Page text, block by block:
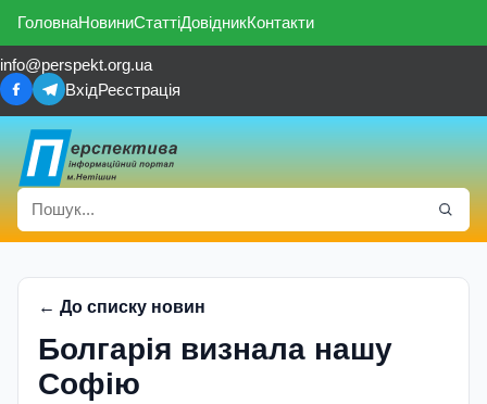
ГоловнаНовиниСтаттіДовідникКонтакти
info@perspekt.org.ua
ВхідРеєстрація
← До списку новин
Болгарія визнала нашу
Софію